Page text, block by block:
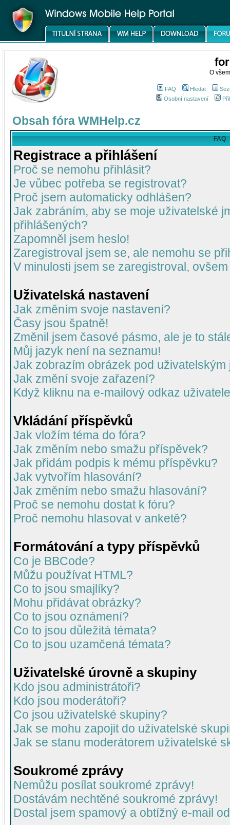
O
FAQ Hledat
Osobní nastavení
Obsah fóra WMHelp.cz
FAQ
Registrace a přihlášení
Proč se nemohu přihlásit?
Je vůbec potřeba se registrovat?
Proč jsem automaticky odhlášen?
Jak zabráním, aby se moje uživatelské
přihlášených?
Zapomněl jsem heslo!
Zaregistroval jsem se, ale nemohu se
V minulosti jsem se zaregistroval,
Uživatelská nastavení
Jak změním svoje nastavení?
Časy jsou špatně!
Změnil jsem časové pásmo, ale je to
Můj jazyk není na seznamu!
Jak zobrazím obrázek pod uživatelským
Jak změní svoje zařazení?
Když kliknu na e-mailový odkaz
Vkládání příspěvků
Jak vložím téma do fóra?
Jak změním nebo smažu příspěvek?
Jak přidám podpis k mému příspěvku?
Jak vytvořím hlasování?
Jak změním nebo smažu hlasování?
Proč se nemohu dostat k fóru?
Proč nemohu hlasovat v anketě?
Formátování a typy příspěvků
Co je BBCode?
Můžu používat HTML?
Co to jsou smajlíky?
Mohu přidávat obrázky?
Co to jsou oznámení?
Co to jsou důležitá témata?
Co to jsou uzamčená témata?
Uživatelské úrovně a skupiny
Kdo jsou administrátoři?
Kdo jsou moderátoři?
Co jsou uživatelské skupiny?
Jak se mohu zapojit do uživatelské
Jak se stanu moderátorem uživatelské
Soukromé zprávy
Nemůžu posílat soukromé zprávy!
Dostávám nechtěné soukromé zprávy!
Dostal jsem spamový a obtížný e-mail